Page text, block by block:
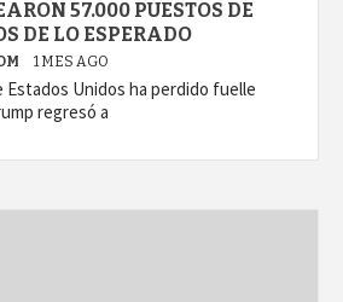
57.000 PUESTOS DE
DE LO ESPERADO
1 MES AGO
Estados Unidos ha perdido fuelle
regresó a